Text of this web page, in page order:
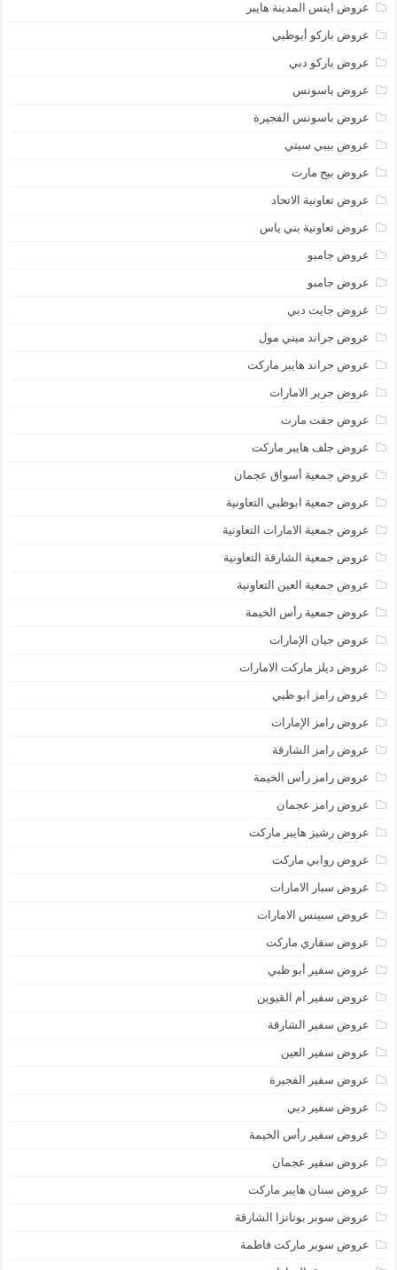
عروض اينس المدينة هايبر
عروض باركو أبوظبي
عروض باركو دبي
عروض باسونس
عروض باسونس الفجيرة
عروض بيبي سيتي
عروض بيج مارت
عروض تعاونية الاتحاد
عروض تعاونية بني ياس
عروض جامبو
عروض جامبو
عروض جايت دبي
عروض جراند ميني مول
عروض جراند هايبر ماركت
عروض جرير الامارات
عروض جفت مارت
عروض جلف هايبر ماركت
عروض جمعية أسواق عجمان
عروض جمعية ابوظبي التعاونية
عروض جمعية الامارات التعاونية
عروض جمعية الشارقة التعاونية
عروض جمعية العين التعاونية
عروض جمعية رأس الخيمة
عروض جيان الإمارات
عروض ديلز ماركت الامارات
عروض رامز ابو ظبي
عروض رامز الإمارات
عروض رامز الشارقة
عروض رامز رأس الخيمة
عروض رامز عجمان
عروض رشيز هايبر ماركت
عروض روابي ماركت
عروض سبار الامارات
عروض سبينس الامارات
عروض سفاري ماركت
عروض سفير أبو ظبي
عروض سفير أم القيوين
عروض سفير الشارقة
عروض سفير العين
عروض سفير الفجيرة
عروض سفير دبي
عروض سفير رأس الخيمة
عروض سفير عجمان
عروض سنان هايبر ماركت
عروض سوبر بونانزا الشارقة
عروض سوبر ماركت فاطمة